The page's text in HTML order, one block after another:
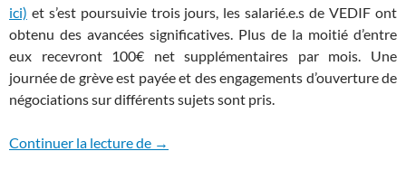
ici) et s’est poursuivie trois jours, les salarié.e.s de VEDIF ont
obtenu des avancées significatives. Plus de la moitié d’entre
eux recevront 100€ net supplémentaires par mois. Une
journée de grève est payée et des engagements d’ouverture de
négociations sur différents sujets sont pris.
Continuer la lecture de La mobilisation paie
→